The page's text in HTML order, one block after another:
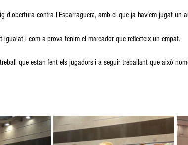
d'obertura contra l'Esparraguera, amb el que ja havíem jugat un
igualat i com a prova tenim el marcador que reflecteix un empat.
que estan fent els jugadors i a seguir treballant que això